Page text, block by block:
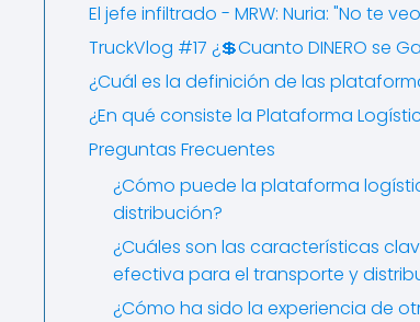
El jefe infiltrado - MRW: Nuria: "No te
TruckVlog #17 ¿💲Cuanto DINERO se
¿Cuál es la definición de las
¿En qué consiste la Plataforma
Preguntas Frecuentes
¿Cómo puede la plataforma
distribución?
¿Cuáles son las características
efectiva para el transporte y
¿Cómo ha sido la experiencia de